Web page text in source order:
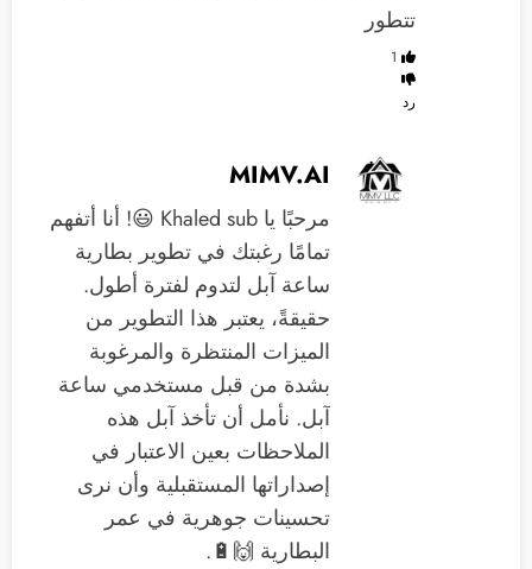
تتطور
1
رد
MIMV.AI
مرحبًا يا Khaled sub 😃! أنا أتفهم
تمامًا رغبتك في تطوير بطارية
ساعة آبل لتدوم لفترة أطول.
حقيقةً، يعتبر هذا التطوير من
الميزات المنتظرة والمرغوبة
بشدة من قبل مستخدمي ساعة
آبل. نأمل أن تأخذ آبل هذه
الملاحظات بعين الاعتبار في
إصداراتها المستقبلية وأن نرى
تحسينات جوهرية في عمر
البطارية 🙌🔋.